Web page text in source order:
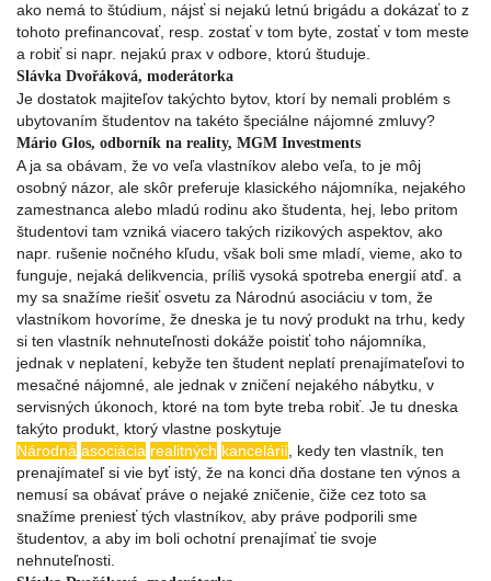
ako nemá to štúdium, nájsť si nejakú letnú brigádu a dokázať to z
tohoto prefinancovať, resp. zostať v tom byte, zostať v tom meste
a robiť si napr. nejakú prax v odbore, ktorú študuje.
Slávka Dvořáková, moderátorka
Je dostatok majiteľov takýchto bytov, ktorí by nemali problém s
ubytovaním študentov na takéto špeciálne nájomné zmluvy?
Mário Glos, odborník na reality, MGM Investments
A ja sa obávam, že vo veľa vlastníkov alebo veľa, to je môj
osobný názor, ale skôr preferuje klasického nájomníka, nejakého
zamestnanca alebo mladú rodinu ako študenta, hej, lebo pritom
študentovi tam vzniká viacero takých rizikových aspektov, ako
napr. rušenie nočného kľudu, však boli sme mladí, vieme, ako to
funguje, nejaká delikvencia, príliš vysoká spotreba energií atď. a
my sa snažíme riešiť osvetu za Národnú asociáciu v tom, že
vlastníkom hovoríme, že dneska je tu nový produkt na trhu, kedy
si ten vlastník nehnuteľnosti dokáže poistiť toho nájomníka,
jednak v neplatení, kebyže ten študent neplatí prenajímateľovi to
mesačné nájomné, ale jednak v zničení nejakého nábytku, v
servisných úkonoch, ktoré na tom byte treba robiť. Je tu dneska
takýto produkt, ktorý vlastne poskytuje
Národná asociácia realitných kancelárií, kedy ten vlastník, ten
prenajímateľ si vie byť istý, že na konci dňa dostane ten výnos a
nemusí sa obávať práve o nejaké zničenie, čiže cez toto sa
snažíme preniesť tých vlastníkov, aby práve podporili sme
študentov, a aby im boli ochotní prenajímať tie svoje
nehnuteľnosti.